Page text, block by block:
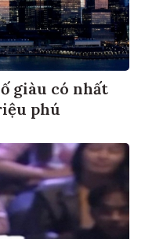
giàu có nhất
phú